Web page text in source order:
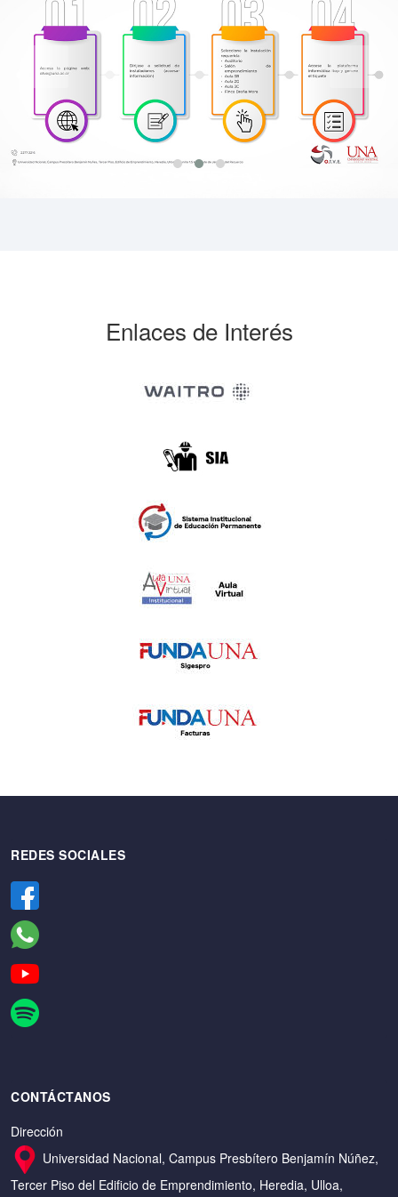
Enlaces de Interés
REDES SOCIALES
CONTÁCTANOS
Dirección
Universidad Nacional, Campus Presbítero Benjamín Núñez,
Tercer Piso del Edificio de Emprendimiento, Heredia, Ulloa,